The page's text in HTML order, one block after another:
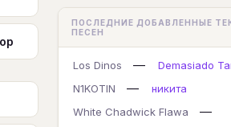
ПОСЛЕДНИЕ ДОБАВЛЕННЫЕ
ПЕСЕН
Los Dinos —
Demasiado
N1KOTIN
—
никита
White Chadwick Flawa
—